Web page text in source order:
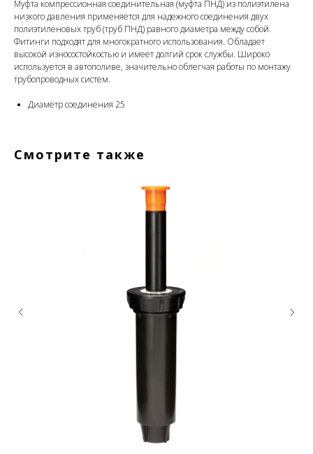
Муфта компрессионная соединительная (муфта ПНД) из полиэтилена
низкого давления применяется для надежного соединения двух
полиэтиленовых труб (труб ПНД) равного диаметра между собой.
Фитинги подходят для многократного использования. Обладает
высокой износостойкостью и имеет долгий срок службы. Широко
используется в автополиве, значительно облегчая работы по монтажу
трубопроводных систем.
Диаметр соединения 25
Смотрите также